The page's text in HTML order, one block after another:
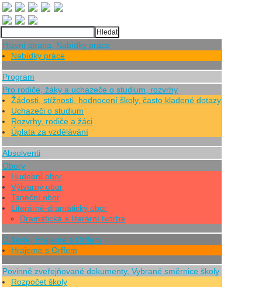
Hlavní strana, Nabídky práce
Nabídky práce
Program
Pro rodiče, žáky a uchazeče o studium, rozvrhy
Žádosti, stížnosti, hodnocení školy, často kladené dotazy
Uchazeči o studium
Rozvrhy, rodiče a žáci
Úplata za vzdělávání
Absolventi
Obory
Hudební obor
Výtvarný obor
Taneční obor
Literárně-dramatický obor
Dramatická a literární tvorba
O škole, Hrajeme s Orffem
Hrajeme s Orffem
Povinně zveřejňované dokumenty, Vybrané směrnice školy
Rozpočet školy